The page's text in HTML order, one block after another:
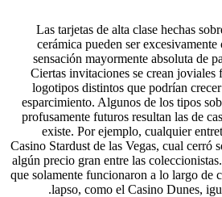
Las tarjetas de alta clase hechas
cerámica pueden ser excesivamente
sensación mayormente absoluta de
Ciertas invitaciones se crean joviales
logotipos distintos que podrían
esparcimiento. Algunos de los tipos
profusamente futuros resultan las de
existe. Por ejemplo, cualquier
Casino Stardust de las Vegas, cual cerró
algún precio gran entre las
que solamente funcionaron a lo largo de
lapso, como el Casino Dunes,